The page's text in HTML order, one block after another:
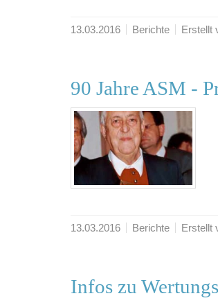
13.03.2016 Berichte Erstellt
90 Jahre ASM -
13.03.2016 Berichte Erstellt
Infos zu